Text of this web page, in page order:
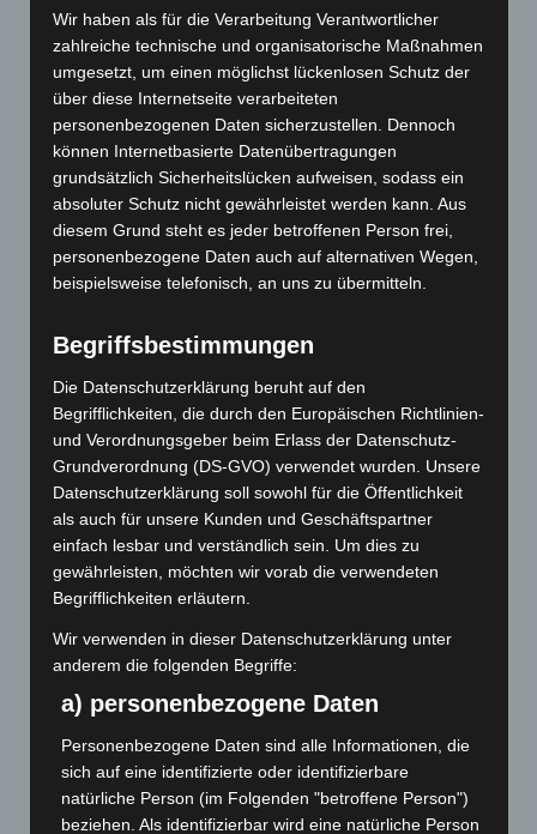
INTERESSANTE LINKS
Hier findest Du ein paar interessante Links! Viel Spaß auf
unserer Website :)
SEITEN
Digitaldruck München
DRUCK-Kultur – Ihre Offset- und Digital-Druckerei in
München mit Lettershop
Druckerei in München
Echtheit von Bewertungen
Impressum
Kasse
Kundenlager
Mein Konto
Versandarten
Warenkorb
Widerrufsbelehrung
Zahlungsarten
Wir haben als für die Verarbeitung Verantwortlicher
zahlreiche technische und organisatorische Maßnahmen
umgesetzt, um einen möglichst lückenlosen Schutz der
über diese Internetseite verarbeiteten
personenbezogenen Daten sicherzustellen. Dennoch
können Internetbasierte Datenübertragungen
grundsätzlich Sicherheitslücken aufweisen, sodass ein
absoluter Schutz nicht gewährleistet werden kann. Aus
diesem Grund steht es jeder betroffenen Person frei,
personenbezogene Daten auch auf alternativen Wegen,
beispielsweise telefonisch, an uns zu übermitteln.
Begriffsbestimmungen
Die Datenschutzerklärung beruht auf den
Begrifflichkeiten, die durch den Europäischen Richtlinien-
und Verordnungsgeber beim Erlass der Datenschutz-
Grundverordnung (DS-GVO) verwendet wurden. Unsere
Datenschutzerklärung soll sowohl für die Öffentlichkeit
als auch für unsere Kunden und Geschäftspartner
einfach lesbar und verständlich sein. Um dies zu
gewährleisten, möchten wir vorab die verwendeten
Begrifflichkeiten erläutern.
Wir verwenden in dieser Datenschutzerklärung unter
anderem die folgenden Begriffe:
a) personenbezogene Daten
Personenbezogene Daten sind alle Informationen, die
sich auf eine identifizierte oder identifizierbare
natürliche Person (im Folgenden "betroffene Person")
beziehen. Als identifizierbar wird eine natürliche Person